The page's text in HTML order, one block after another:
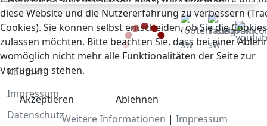
Kontakt
Impressum
Datenschutz
diese Website und die Nutzererfahrung zu verbessern
Cookies). Sie können selbst entscheiden, ob Sie die Cookies
zulassen möchten. Bitte beachten Sie, dass bei einer
womöglich nicht mehr alle Funktionalitäten der Seite zur
Verfügung stehen.
Akzeptieren
Ablehnen
Weitere Informationen | Impressum